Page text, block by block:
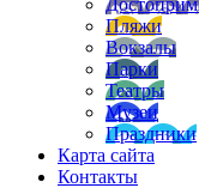
Пляжи
Вокзалы
Парки
Театры
Музеи
Праздники
Карта сайта
Контакты